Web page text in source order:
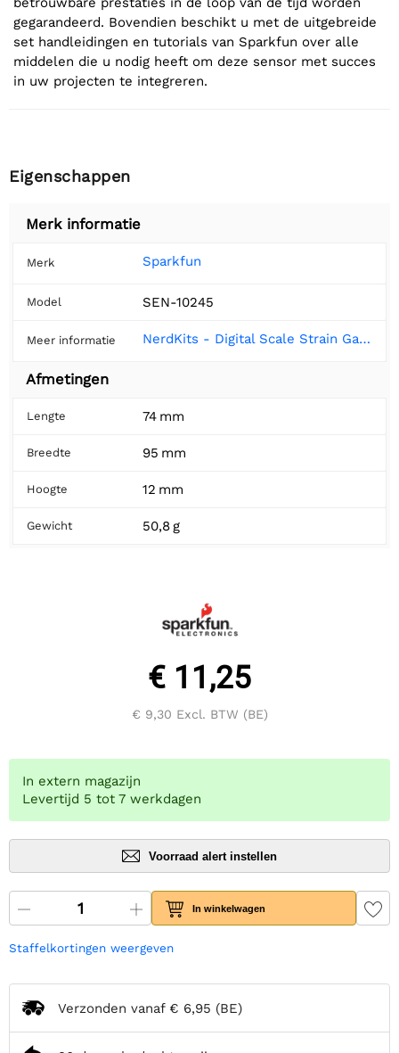
gegarandeerd. Bovendien beschikt u met de uitgebreide
set handleidingen en tutorials van Sparkfun over alle
middelen die u nodig heeft om deze sensor met succes
in uw projecten te integreren.
Eigenschappen
Merk informatie
Merk Sparkfun
Model SEN-10245
Meer informatie NerdKits - Digital Scale Strain Gauge Weight Sensor
Afmetingen
Lengte 74 mm
Breedte 95 mm
Hoogte 12 mm
Gewicht 50,8 g
€ 11,25
€ 9,30 Excl. BTW (BE)
In extern magazijn
Levertijd 5 tot 7 werkdagen
Voorraad alert instellen
In winkelwagen
Staffelkortingen weergeven
Verzonden vanaf € 6,95 (BE)